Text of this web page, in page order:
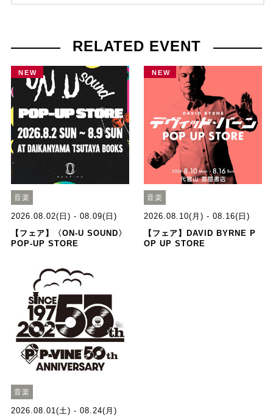
RELATED EVENT
NEW
音楽
2026.08.02(日) - 08.09(日)
【フェア】〈ON-U SOUND〉
POP-UP STORE
NEW
音楽
2026.08.10(月) - 08.16(日)
【フェア】DAVID BYRNE P
OP UP STORE
音楽
2026.08.01(土) - 08.24(月)